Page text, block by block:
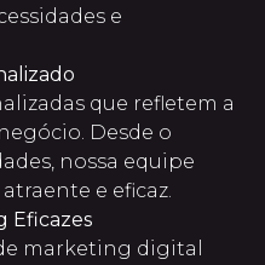
e
que refletem a
Desde o
nossa equipe
e eficaz.
Eficazes
marketing digital